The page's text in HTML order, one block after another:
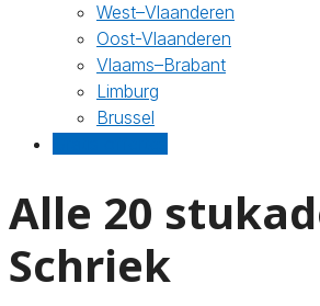
West–Vlaanderen
Oost-Vlaanderen
Vlaams–Brabant
Limburg
Brussel
Alle 20
Schriek